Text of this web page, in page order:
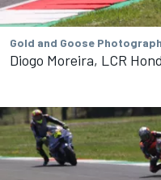
Gold and Goose
Diogo Moreira, LCR